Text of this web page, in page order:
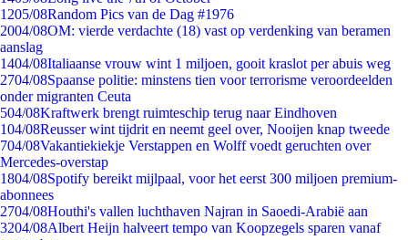
1205/08Random Pics van de Dag #1976
2004/08OM: vierde verdachte (18) vast op verdenking van beramen
aanslag
1404/08Italiaanse vrouw wint 1 miljoen, gooit kraslot per abuis weg
2704/08Spaanse politie: minstens tien voor terrorisme veroordeelden
onder migranten Ceuta
504/08Kraftwerk brengt ruimteschip terug naar Eindhoven
104/08Reusser wint tijdrit en neemt geel over, Nooijen knap tweede
704/08Vakantiekiekje Verstappen en Wolff voedt geruchten over
Mercedes-overstap
1804/08Spotify bereikt mijlpaal, voor het eerst 300 miljoen premium-
abonnees
2704/08Houthi's vallen luchthaven Najran in Saoedi-Arabië aan
3204/08Albert Heijn halveert tempo van Koopzegels sparen vanaf